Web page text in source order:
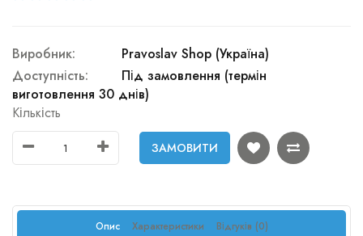
Виробник:
Pravoslav Shop (Україна)
Доступність:
Під замовлення (термін
виготовлення 30 днів)
Кількість
ЗАМОВИТИ
Опис Характеристики Відгуків (0)